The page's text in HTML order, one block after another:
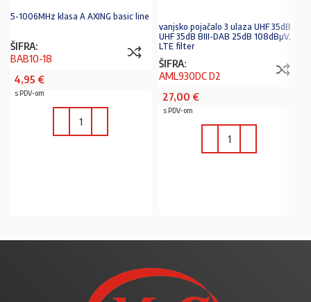
5-1006MHz klasa A AXING basic line
ŠIFRA:
BAB10-18
4,95 €
s PDV-om
vanjsko pojačalo 3 ulaza UHF 35dB
UHF 35dB BIII-DAB 25dB 108dBµV,
LTE filter
ŠIFRA:
AML930DC D2
27,00 €
s PDV-om